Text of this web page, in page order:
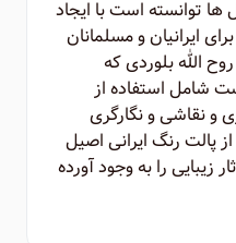
توانسته است با ایجاد
ایرانیان و مسلمانان
خاص روح الله بلوردی که
شامل استفاده از
و نقاشی و نگارگری
پالت رنگ ایرانی اصیل
زیبایی را به وجود آورده